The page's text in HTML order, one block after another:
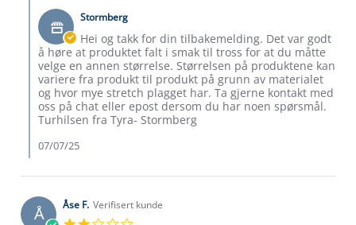
on
7
Jul
2025
Butikkeier
on
Review
by
Roald
H.
on
2025
Stormberg
Hei og takk for din tilbakemelding. Det var godt
å høre at produktet falt i smak til tross for at du måtte
velge en annen størrelse. Størrelsen på produktene kan
variere fra produkt til produkt på grunn av materialet
og hvor mye stretch plagget har. Ta gjerne kontakt med
oss på chat eller epost dersom du har noen spørsmål.
Turhilsen fra Tyra- Stormberg
07/07/25
Å Åse F. Verifisert kunde